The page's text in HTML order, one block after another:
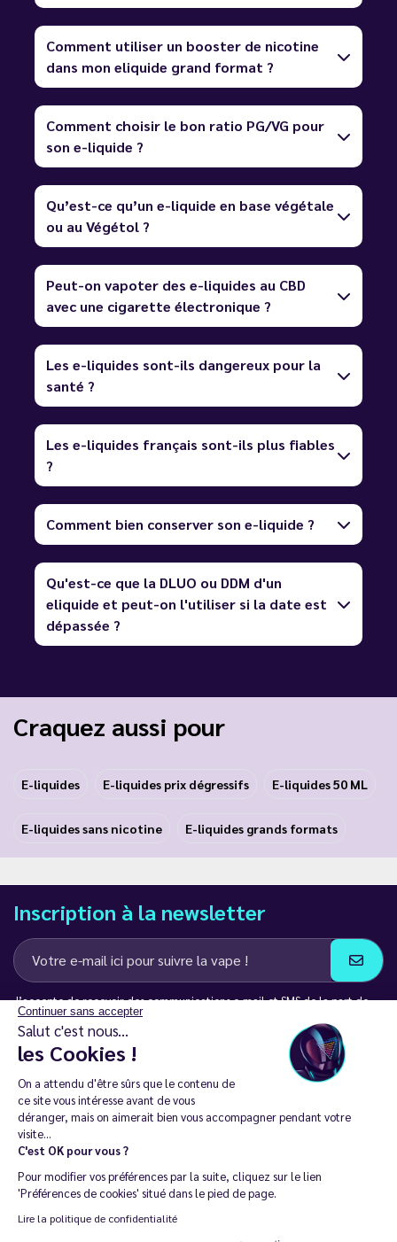
Continuer sans accepter
Salut c'est nous...
les Cookies !
On a attendu d'être sûrs que le contenu de
ce site vous intéresse avant de vous
déranger, mais on aimerait bien vous accompagner pendant votre
visite...
C'est OK pour vous ?
Pour modifier vos préférences par la suite, cliquez sur le lien
'Préférences de cookies' situé dans le pied de page.
Lire la politique de confidentialité
Comment utiliser un booster de nicotine
dans mon eliquide grand format ?
Comment choisir le bon ratio PG/VG pour
son e-liquide ?
Qu’est-ce qu’un e-liquide en base végétale
ou au Végétol ?
Peut-on vapoter des e-liquides au CBD
avec une cigarette électronique ?
Les e-liquides sont-ils dangereux pour la
santé ?
Les e-liquides français sont-ils plus fiables
?
Comment bien conserver son e-liquide ?
Qu'est-ce que la DLUO ou DDM d'un
eliquide et peut-on l'utiliser si la date est
dépassée ?
Craquez aussi pour
E-liquides E-liquides prix dégressifs E-liquides 50 ML
E-liquides sans nicotine E-liquides grands formats
Inscription à la newsletter
J’accepte de recevoir des communications e-mail et SMS de la part de
LD Groupe
Restez en contact
La vente de cigarette électronique est interdite chez les moins de
18 ans. 🔞
Copyright © 2014 - 2026 Le Vapoteur Discount - Tous droits